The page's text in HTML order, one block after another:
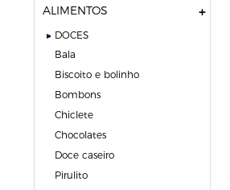
ALIMENTOS
DOCES
bala
biscoito e bolinho
bombons
chiclete
chocolates
doce caseiro
pirulito